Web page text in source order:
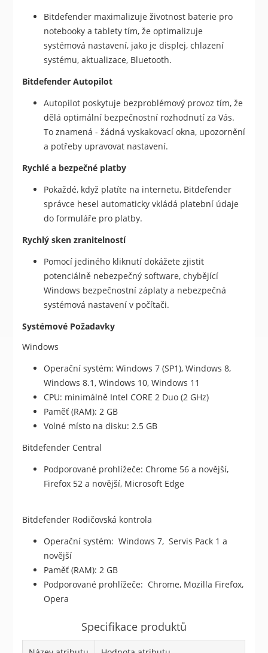
Bitdefender maximalizuje životnost baterie pro
notebooky a tablety tím, že optimalizuje
systémová nastavení, jako je displej, chlazení
systému, aktualizace, Bluetooth.
Bitdefender Autopilot
Autopilot poskytuje bezproblémový provoz tím, že
dělá optimální bezpečnostní rozhodnutí za Vás.
To znamená - žádná vyskakovací okna, upozornění
a potřeby upravovat nastavení.
Rychlé a bezpečné platby
Pokaždé, když platíte na internetu, Bitdefender
správce hesel automaticky vkládá platební údaje
do formuláře pro platby.
Rychlý sken zranitelností
Pomocí jediného kliknutí dokážete zjistit
potenciálně nebezpečný software, chybějící
Windows bezpečnostní záplaty a nebezpečná
systémová nastavení v počítači.
Systémové Požadavky
Windows
Operační systém: Windows 7 (SP1), Windows 8,
Windows 8.1, Windows 10, Windows 11
CPU: minimálně Intel CORE 2 Duo (2 GHz)
Paměť (RAM): 2 GB
Volné místo na disku: 2.5 GB
Bitdefender Central
Podporované prohlížeče: Chrome 56 a novější,
Firefox 52 a novější, Microsoft Edge
Bitdefender Rodičovská kontrola
Operační systém: Windows 7, Servis Pack 1 a
novější
Paměť (RAM): 2 GB
Podporované prohlížeče: Chrome, Mozilla Firefox,
Opera
Specifikace produktů